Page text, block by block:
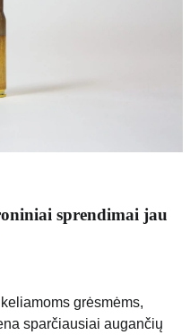
sprendimai jau
grėsmėms,
sparčiausiai augančių